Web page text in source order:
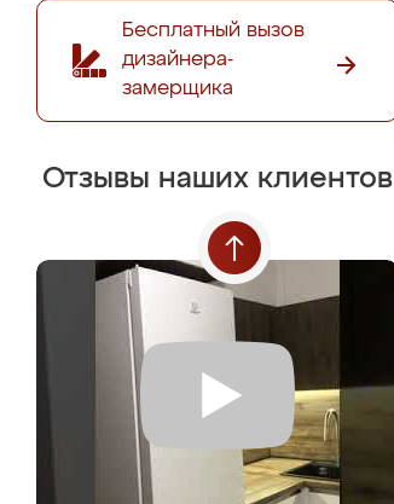
Бесплатный вызов
дизайнера-
замерщика
Отзывы наших клиентов